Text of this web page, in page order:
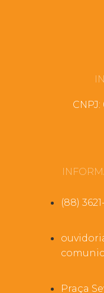
CNPJ:
(88)
Praça